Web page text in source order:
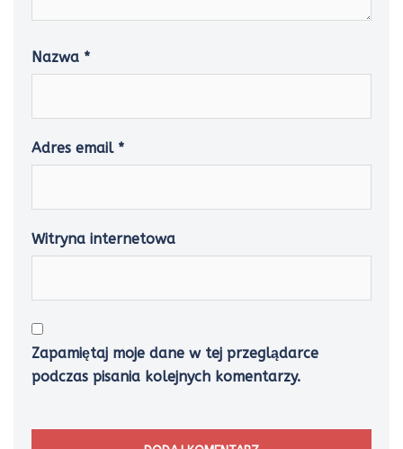
Nazwa *
Adres email *
Witryna internetowa
Zapamiętaj moje dane w tej przeglądarce
podczas pisania kolejnych komentarzy.